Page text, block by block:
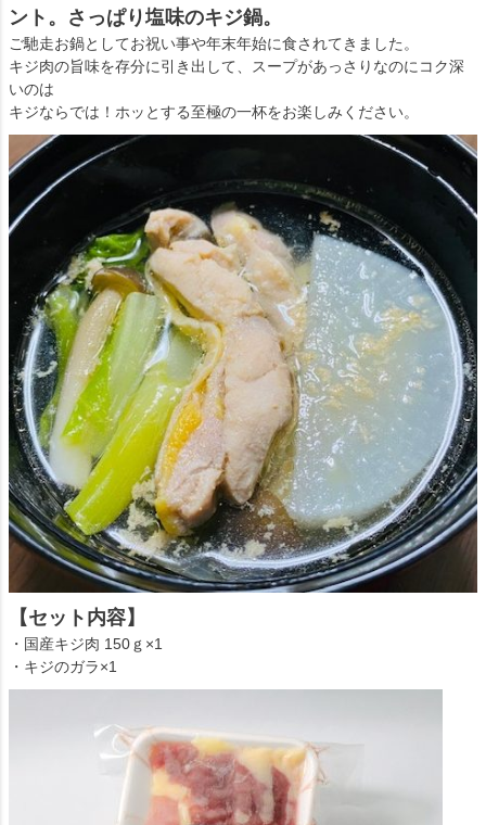
ント。さっぱり塩味のキジ鍋。
ご馳走お鍋としてお祝い事や年末年始に食されてきました。
キジ肉の旨味を存分に引き出して、スープがあっさりなのにコク深
いのは
キジならでは！ホッとする至極の一杯をお楽しみください。
【セット内容】
・国産キジ肉 150ｇ×1
・キジのガラ×1